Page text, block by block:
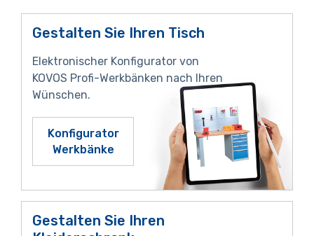
Gestalten Sie Ihren Tisch
Elektronischer Konfigurator von
KOVOS Profi-Werkbänken nach Ihren
Wünschen.
Konfigurator
Werkbänke
Gestalten Sie Ihren